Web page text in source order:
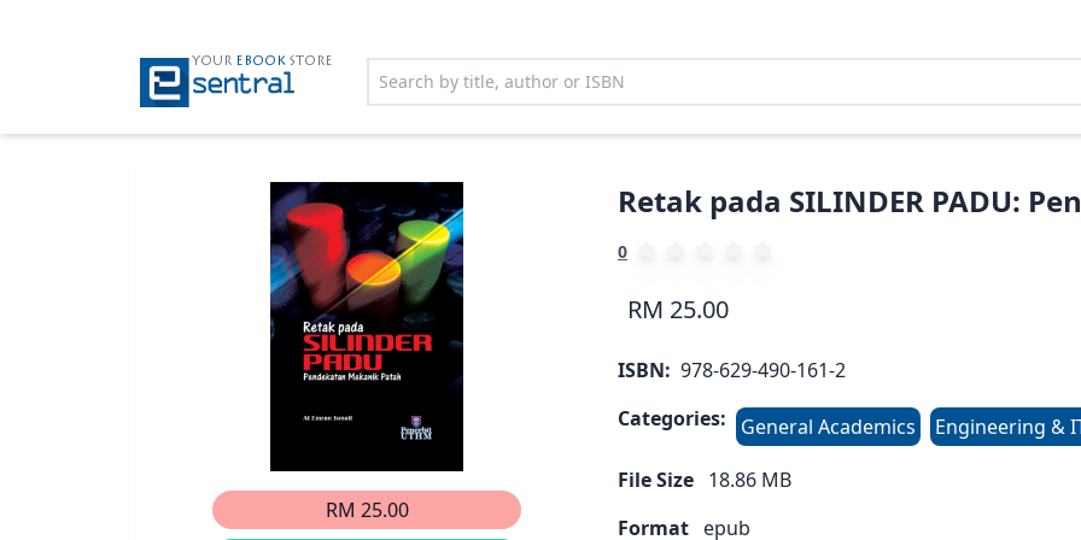
YOUR EBOOK STORE
RM 25.00
Retak pada SILINDER PADU:
0
RM 25.00
ISBN: 978-629-490-161-2
Categories:
General Academics
Engineering &
File Size 18.86 MB
Format epub